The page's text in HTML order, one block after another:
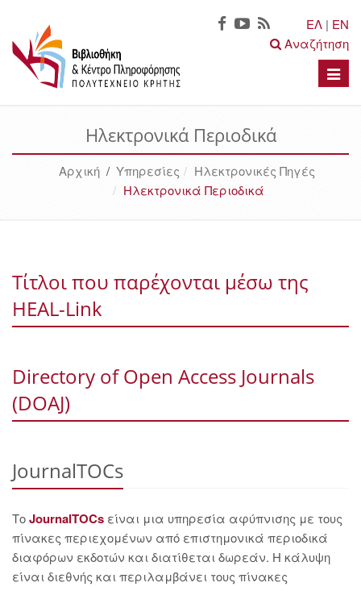
ΕΛ | EN
Αναζήτηση
Toggle
Ηλεκτρονικά Περιοδικά
Αρχική/ Υπηρεσίες
Ηλεκτρονικές Πηγές
Ηλεκτρονικά Περιοδικά
Τίτλοι που παρέχονται μέσω της
HEAL-Link
Directory of Open Access Journals
(DOAJ)
JournalTOCs
ΤοJournalTOCs είναι μια υπηρεσία αφύπνισης με τους
πίνακες περιεχομένων από επιστημονικά περιοδικά
διαφόρων εκδοτών και διατίθεται δωρεάν. Η κάλυψη
είναι διεθνής και περιλαμβάνει τους πίνακες